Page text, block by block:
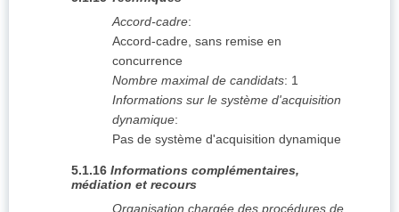
Accord-cadre:
Accord-cadre, sans remise en
concurrence
Nombre maximal de candidats: 1
Informations sur le système d'acquisition
dynamique:
Pas de système d'acquisition dynamique
5.1.16 Informations complémentaires,
médiation et recours
Organisation chargée des procédures de